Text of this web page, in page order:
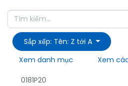
Sắp xếp: Tên: Z tới A
Xem danh mục
Xem
0181P20